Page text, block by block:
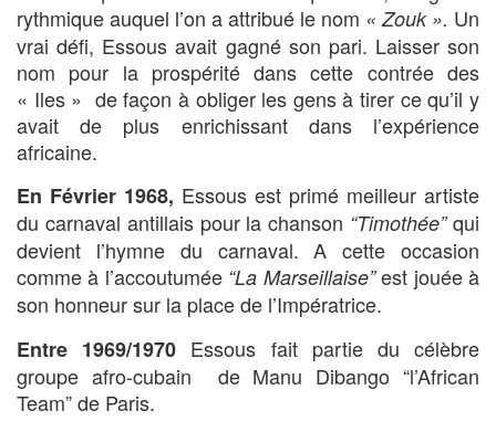
rythmique auquel l’on a attribué le nom « Zouk ». Un
vrai défi, Essous avait gagné son pari. Laisser son
nom pour la prospérité dans cette contrée des
« Iles » de façon à obliger les gens à tirer ce qu’il y
avait de plus enrichissant dans l’expérience
africaine.
En Février 1968, Essous est primé meilleur artiste
du carnaval antillais pour la chanson “Timothée”qui
devient l’hymne du carnaval. A cette occasion
comme à l’accoutumée “La Marseillaise”est jouée à
son honneur sur la place de l’Impératrice.
Entre 1969/1970 Essous fait partie du célèbre
groupe afro-cubain de Manu Dibango “l’African
Team” de Paris.